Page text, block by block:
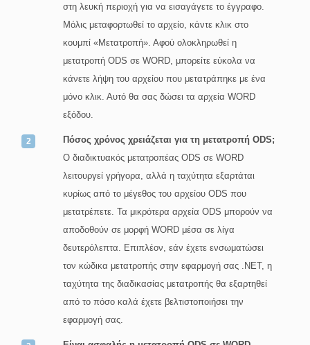
στη λευκή περιοχή για να εισαγάγετε το έγγραφο.
Μόλις μεταφορτωθεί το αρχείο, κάντε κλικ στο
κουμπί «Μετατροπή». Αφού ολοκληρωθεί η
μετατροπή ODS σε WORD, μπορείτε εύκολα να
κάνετε λήψη του αρχείου που μετατράπηκε με ένα
μόνο κλικ. Αυτό θα σας δώσει τα αρχεία WORD
εξόδου.
Πόσος χρόνος χρειάζεται για τη μετατροπή ODS;
Ο διαδικτυακός μετατροπέας ODS σε WORD
λειτουργεί γρήγορα, αλλά η ταχύτητα εξαρτάται
κυρίως από το μέγεθος του αρχείου ODS που
μετατρέπετε. Τα μικρότερα αρχεία ODS μπορούν να
αποδοθούν σε μορφή WORD μέσα σε λίγα
δευτερόλεπτα. Επιπλέον, εάν έχετε ενσωματώσει
τον κώδικα μετατροπής στην εφαρμογή σας .NET, η
ταχύτητα της διαδικασίας μετατροπής θα εξαρτηθεί
από το πόσο καλά έχετε βελτιστοποιήσει την
εφαρμογή σας.